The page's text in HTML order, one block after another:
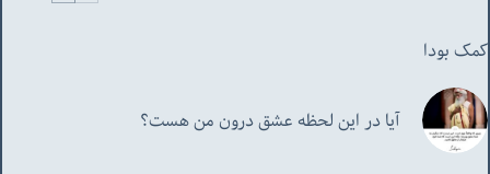
کمک بودا
آیا در این لحظه عشق درون من هست؟